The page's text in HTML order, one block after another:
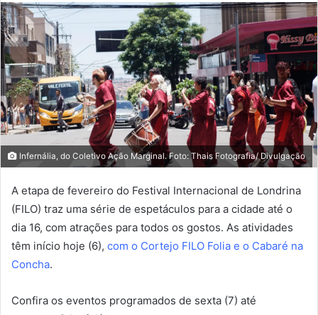
Infernália, do Coletivo Ação Marginal. Foto: Thais Fotografia/ Divulgação
A etapa de fevereiro do Festival Internacional de Londrina
(FILO) traz uma série de espetáculos para a cidade até o
dia 16, com atrações para todos os gostos. As atividades
têm início hoje (6), com o Cortejo FILO Folia e o Cabaré na
Concha.
Confira os eventos programados de sexta (7) até